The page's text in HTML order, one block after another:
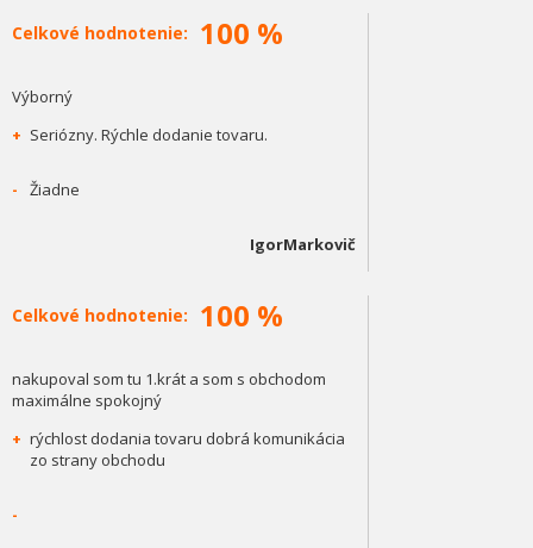
Celkové hodnotenie: 100 %
Výborný
+ Seriózny. Rýchle dodanie tovaru.
- Žiadne
IgorMarkovič
Celkové hodnotenie: 100 %
nakupoval som tu 1.krát a som s obchodom
maximálne spokojný
+ rýchlost dodania tovaru dobrá komunikácia
zo strany obchodu
-